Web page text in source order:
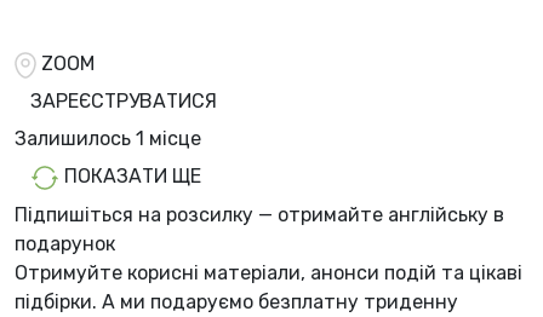
ZOOM
ЗАРЕЄСТРУВАТИСЯ
Залишилось 1 місцe
ПОКАЗАТИ ЩЕ
Підпишіться на розсилку — отримайте англійську в
подарунок
Отримуйте корисні матеріали, анонси подій та цікаві
підбірки. А ми подаруємо безплатну триденну